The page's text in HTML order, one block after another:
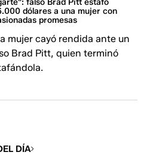
falso Brad Pitt estafó
dólares a una mujer con
promesas
mujer cayó rendida ante un
Brad Pitt, quien terminó
DÍA